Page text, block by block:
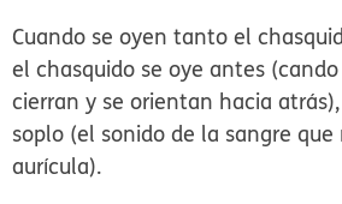
Cuando se oyen tanto el
el chasquido se oye antes
cierran y se orientan hacia
soplo (el sonido de la sangre que
aurícula).